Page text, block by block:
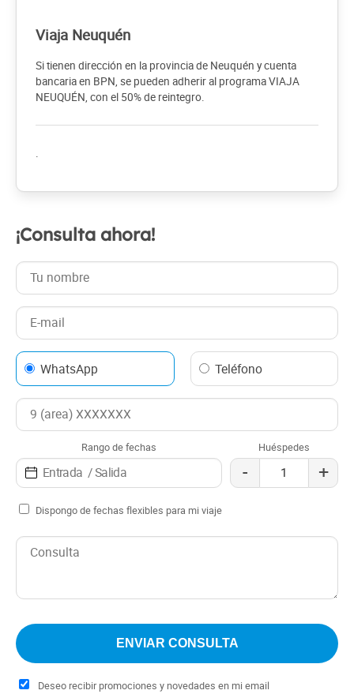
Viaja Neuquén
Si tienen dirección en la provincia de Neuquén y cuenta
bancaria en BPN, se pueden adherir al programa VIAJA
NEUQUÉN, con el 50% de reintegro.
.
¡Consulta ahora!
WhatsApp Teléfono
Rango de fechas Huéspedes
- +
Dispongo de fechas flexibles para mi viaje
Deseo recibir promociones y novedades en mi email